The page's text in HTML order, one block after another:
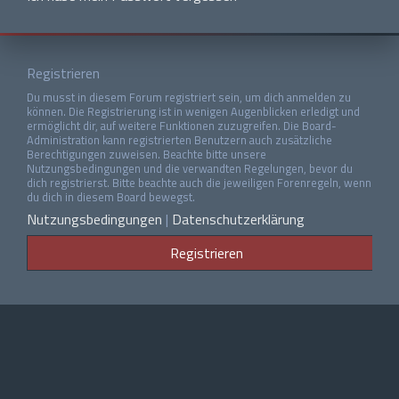
Registrieren
Du musst in diesem Forum registriert sein, um dich anmelden zu
können. Die Registrierung ist in wenigen Augenblicken erledigt und
ermöglicht dir, auf weitere Funktionen zuzugreifen. Die Board-
Administration kann registrierten Benutzern auch zusätzliche
Berechtigungen zuweisen. Beachte bitte unsere
Nutzungsbedingungen und die verwandten Regelungen, bevor du
dich registrierst. Bitte beachte auch die jeweiligen Forenregeln, wenn
du dich in diesem Board bewegst.
Nutzungsbedingungen | Datenschutzerklärung
Registrieren